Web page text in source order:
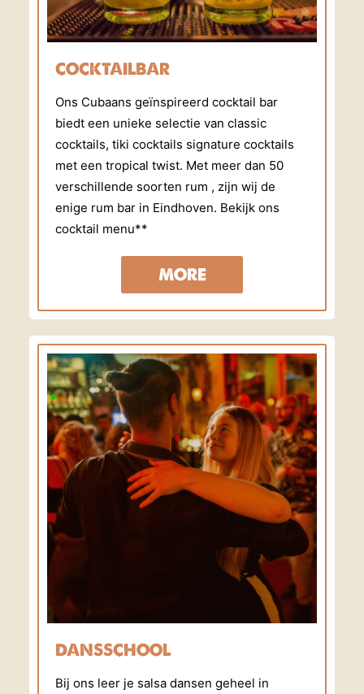
COCKTAILBAR
Ons Cubaans geïnspireerd cocktail bar
biedt een unieke selectie van classic
cocktails, tiki cocktails signature cocktails
met een tropical twist. Met meer dan 50
verschillende soorten rum , zijn wij de
enige rum bar in Eindhoven. Bekijk ons
cocktail menu**
MORE
DANSSCHOOL
Bij ons leer je salsa dansen geheel in